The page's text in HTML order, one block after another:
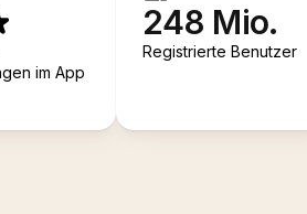
im App
248 Mio.
Registrierte Benutzer